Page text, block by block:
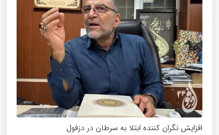
افزایش نگران کننده ابتلا به سرطان در دزفول